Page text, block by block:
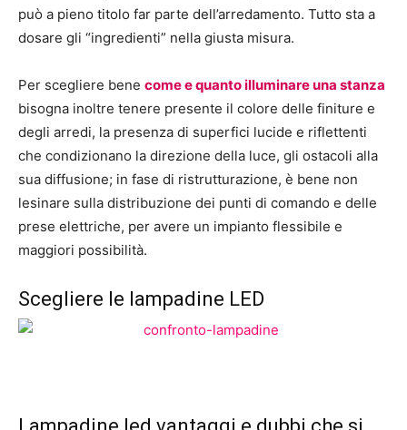
può a pieno titolo far parte dell’arredamento. Tutto sta a
dosare gli “ingredienti” nella giusta misura.
Per scegliere bene come e quanto illuminare una stanza
bisogna inoltre tenere presente il colore delle finiture e
degli arredi, la presenza di superfici lucide e riflettenti
che condizionano la direzione della luce, gli ostacoli alla
sua diffusione; in fase di ristrutturazione, è bene non
lesinare sulla distribuzione dei punti di comando e delle
prese elettriche, per avere un impianto flessibile e
maggiori possibilità.
Scegliere le lampadine LED